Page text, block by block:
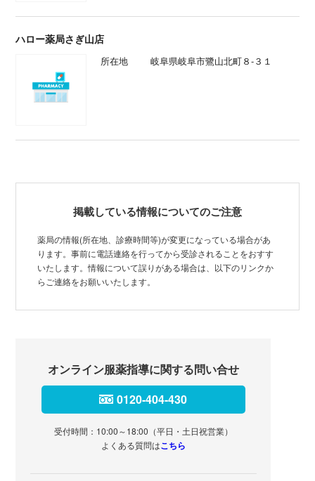
ハロー薬局さぎ山店
所在地 岐阜県岐阜市鷺山北町８-３１
掲載している情報についてのご注意
薬局の情報(所在地、診療時間等)が変更になっている場合があ
ります。事前に電話連絡を行ってから受診されることをおすす
いたします。情報について誤りがある場合は、以下のリンクか
らご連絡をお願いいたします。
オンライン服薬指導に関する問い合せ
0120-404-430
受付時間：10:00～18:00（平日・土日祝営業）
よくある質問はこちら